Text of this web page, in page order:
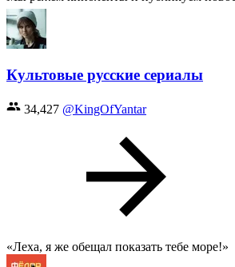
Культовые русские сериалы
34,427 @KingOfYantar
«Леха, я же обещал показать тебе море!»